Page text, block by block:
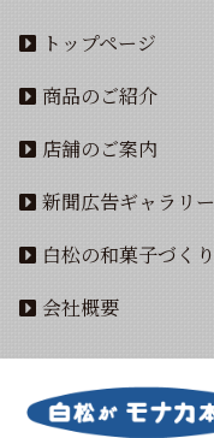
トップページ
商品のご紹介
店舗のご案内
新聞広告ギャラリー
白松の和菓子づくり
会社概要